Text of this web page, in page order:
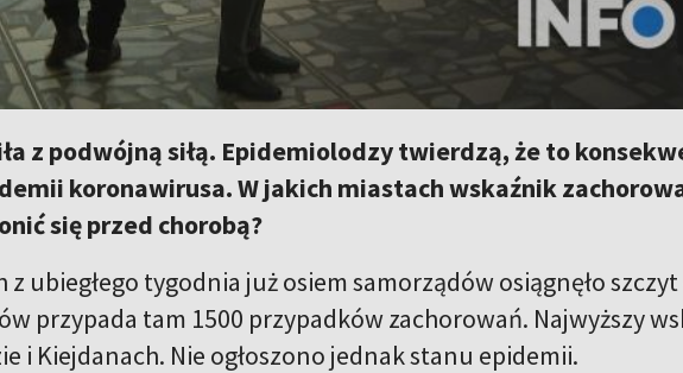
z podwójną siłą. Epidemiolodzy twierdzą, że to
koronawirusa. W jakich miastach wskaźnik
się przed chorobą?
z ubiegłego tygodnia już osiem samorządów osiągnęło
przypada tam 1500 przypadków zachorowań. Najwyższy
i Kiejdanach. Nie ogłoszono jednak stanu epidemii.